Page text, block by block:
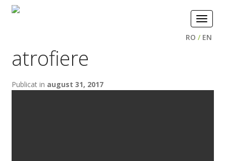
Toggle
RO / EN
atrofiere
Publicat in august 31, 2017